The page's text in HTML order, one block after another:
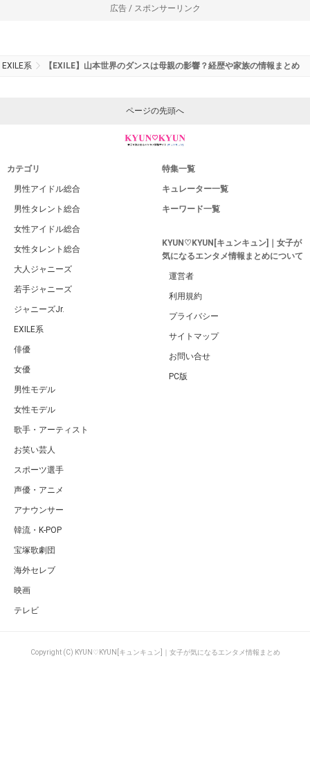
広告 / スポンサーリンク
EXILE系 【EXILE】山本世界のダンスは母親の影響？経歴や家族の情報まとめ
ページの先頭へ
カテゴリ
男性アイドル総合
男性タレント総合
女性アイドル総合
女性タレント総合
大人ジャニーズ
若手ジャニーズ
ジャニーズJr.
EXILE系
俳優
女優
男性モデル
女性モデル
歌手・アーティスト
お笑い芸人
スポーツ選手
声優・アニメ
アナウンサー
韓流・K-POP
宝塚歌劇団
海外セレブ
映画
テレビ
特集一覧
キュレーター一覧
キーワード一覧
KYUN♡KYUN[キュンキュン]｜女子が
気になるエンタメ情報まとめについて
運営者
利用規約
プライバシー
サイトマップ
お問い合せ
PC版
Copyright (C) KYUN♡KYUN[キュンキュン]｜女子が気になるエンタメ情報まとめ